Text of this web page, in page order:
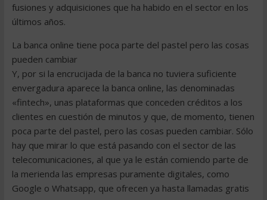
fusiones y adquisiciones que ha habido en el sector en los
últimos años.
La banca online tiene poca parte del pastel pero las cosas
pueden cambiar
Y, por si la encrucijada de la banca no tuviera suficiente
envergadura aparece la banca online, las denominadas
«fintech», unas plataformas que conceden créditos a los
clientes en cuestión de minutos y que, de momento, tienen
poca parte del pastel, pero las cosas pueden cambiar. Sólo
hay que mirar lo que está pasando con el sector de las
telecomunicaciones, al que ya le están comiendo parte de
la merienda las empresas puramente digitales, como
Google o Whatsapp, que ofrecen ya hasta llamadas gratis